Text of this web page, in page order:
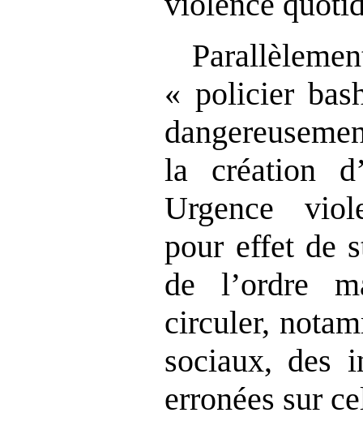
« policier
la création
Urgence
pour effet de
de l’ordre
circuler,
sociaux, des
erronées sur